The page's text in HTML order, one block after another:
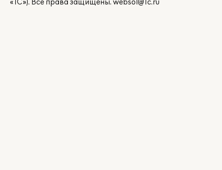
«1С»). Все права защищены. websol@1c.ru